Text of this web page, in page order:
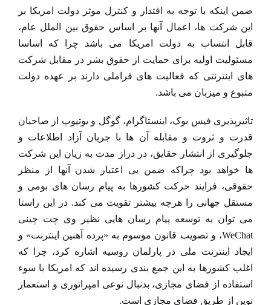
ضمن اینکه با توجه به اقتدار و کنترل موثر دولت امریکا بر
این شرکت ها، اعمال آنها بر اساس حقوق بین الملل عام،
قابل انتساب به دولت امریکا می باشد چرا که اساسا
مسئولیت اولیه برای حمایت از حقوق بشر در مقابل شرکت
های اینترنتی که فعالیت های فراملی دارند بر عهده دولت
متبوع و میزبان می باشد.
تاثیرپذیری فیس بوک، اینستاگرام، گوگل و یوتیوپ از صاحبان
قدرت و ثروت و مقابله آن ها با جریان آزاد اطلاعات و
جلوگیری از انتشار حقایق، در دراز مدت به زیان این شرکت
ها خواهد بود چراکه ضمن بی اعتبار شدن آنها از منظر
حقوقی، فرایند حرکت کشورها به پیام رسان های بومی و
مستقل جهانی را هرچه بیشتر تقویت می کند. در این راستا
می توان به توسعه پیام رسان هایی نظیر وی چت چینی
WeChat، و تصویب قانون موسوم به «پرده آهنین اینترنت» و
ایجاد اینترنت ملی در پارلمان روسیه اشاره کرد، چرا که
اغلب کشورها به این جمع بندی رسیده اند که امریکا با سوء
استفاده از فضای مجازی، بدنبال نوعی امپراتوری و استعمار
نوین از طریق فضای مجازی است.